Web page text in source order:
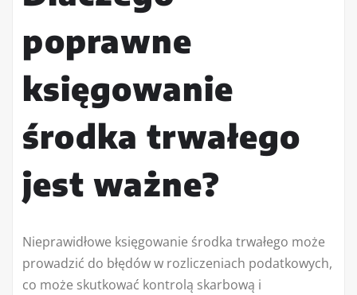
poprawne
księgowanie
środka trwałego
jest ważne?
Nieprawidłowe księgowanie środka trwałego może
prowadzić do błędów w rozliczeniach podatkowych,
co może skutkować kontrolą skarbową i